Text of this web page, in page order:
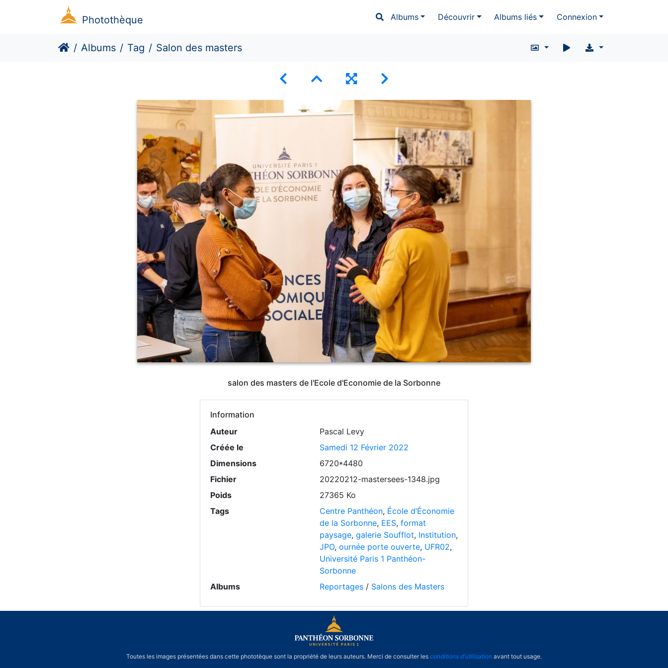
Photothèque Albums Découvrir Albums liés Connexion
Albums Tag Salon des masters
salon des masters de l'Ecole d'Economie de la Sorbonne
Information
Auteur
Pascal Levy
Créée le
Samedi 12 Février 2022
Dimensions
6720*4480
Fichier
20220212-mastersees-1348.jpg
Poids
27365 Ko
Tags
Centre Panthéon, École d’Économie
de la Sorbonne, EES, format
paysage, galerie Soufflot, Institution,
JPO, ournée porte ouverte, UFR02,
Université Paris 1 Panthéon-
Sorbonne
Albums
Reportages / Salons des Masters
Toutes les images présentées dans cette phototèque sont la propriété de leurs auteurs. Merci de consulter les conditions d'utilisation avant tout usage.